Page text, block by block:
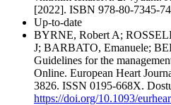
[2022]. ISBN 978-80-7345-
Up-to-date
BYRNE, Robert A;
J; BARBATO, Emanuele;
Guidelines for the
Online. European Heart
3826. ISSN 0195-668X.
https://doi.org/10.1093/